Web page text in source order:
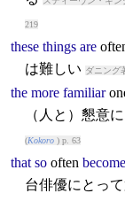
219
these things are
は難しい ダニング
the more familiar
（人と）懇意
(Kokoro) p. 63
that so often become
台俳優にとっ